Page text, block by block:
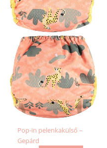
Pop-in pelenkakülső –
Gepárd